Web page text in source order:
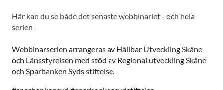
Här kan du se både det senaste webbinariet - och hela
serien
Webbinarserien arrangeras av Hållbar Utveckling Skåne
och Länsstyrelsen med stöd av Regional utveckling Skåne
och Sparbanken Syds stiftelse.